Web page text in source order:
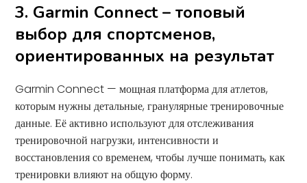
3. Garmin Connect – топовый
выбор для спортсменов,
ориентированных на результат
Garmin Connect — мощная платформа для атлетов,
которым нужны детальные, гранулярные тренировочные
данные. Её активно используют для отслеживания
тренировочной нагрузки, интенсивности и
восстановления со временем, чтобы лучше понимать, как
тренировки влияют на общую форму.